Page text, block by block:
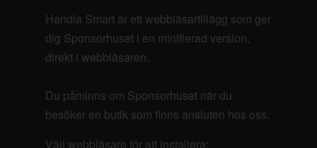
Handla Smart är ett webbläsartillägg som ger
dig Sponsorhuset i en minifierad version,
direkt i webbläsaren.
Du påminns om Sponsorhuset när du
besöker en butik som finns ansluten hos oss.
Välj webbläsare för att installera: